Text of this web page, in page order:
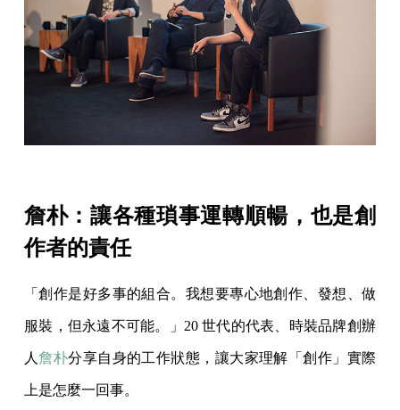
詹朴：讓各種瑣事運轉順暢，也是創
作者的責任
「創作是好多事的組合。我想要專心地創作、發想、做
服裝，但永遠不可能。」20 世代的代表、時裝品牌創辦
人詹朴分享自身的工作狀態，讓大家理解「創作」實際
上是怎麼一回事。